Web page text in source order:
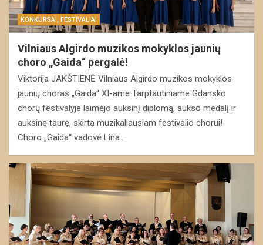
KONKURSAI, FESTIVALIAI
Vilniaus Algirdo muzikos mokyklos jaunių
choro „Gaida“ pergalė!
Viktorija JAKŠTIENĖ Vilniaus Algirdo muzikos mokyklos
jaunių choras „Gaida“ XI-ame Tarptautiniame Gdansko
chorų festivalyje laimėjo auksinį diplomą, aukso medalį ir
auksinę taurę, skirtą muzikaliausiam festivalio chorui!
Choro „Gaida“ vadovė Lina…